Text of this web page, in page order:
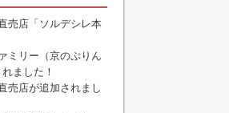
売店「ソルデシレ本
ミリー（京のぷりん
ました！
店が追加されまし